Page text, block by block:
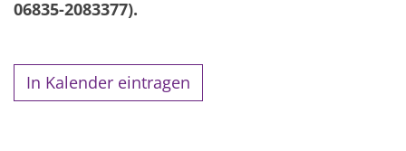
06835-2083377).
In Kalender eintragen